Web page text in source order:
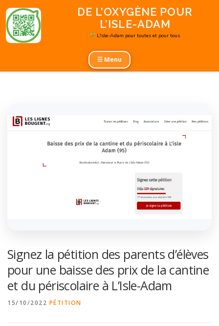
au
contenu
DE L’OXYGÈNE POUR
L’ISLE-ADAM
L’Isle-Adam pour toutes et pour tous
☰ Menu
Signez la pétition des parents d’élèves
pour une baisse des prix de la cantine
et du périscolaire à L’Isle-Adam
15/10/2022 PÉTITION